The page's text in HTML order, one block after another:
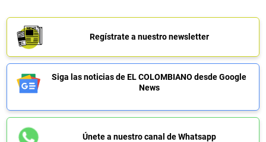
Regístrate a nuestro newsletter
Siga las noticias de EL COLOMBIANO desde Google
News
Únete a nuestro canal de Whatsapp